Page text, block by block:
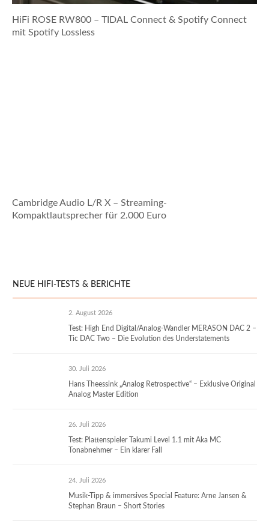
HiFi ROSE RW800 – TIDAL Connect & Spotify Connect
mit Spotify Lossless
Cambridge Audio L/R X – Streaming-
Kompaktlautsprecher für 2.000 Euro
NEUE HIFI-TESTS & BERICHTE
2. August 2026
Test: High End Digital/Analog-Wandler MERASON DAC 2 –
Tic DAC Two – Die Evolution des Understatements
30. Juli 2026
Hans Theessink „Analog Retrospective“ – Exklusive Original
Analog Master Edition
26. Juli 2026
Test: Plattenspieler Takumi Level 1.1 mit Aka MC
Tonabnehmer – Ein klarer Fall
24. Juli 2026
Musik-Tipp & immersives Special Feature: Arne Jansen &
Stephan Braun – Short Stories